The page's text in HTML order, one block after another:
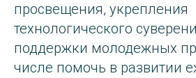
просвещения, укрепления
технологического
поддержки молодежных
числе помочь в развитии